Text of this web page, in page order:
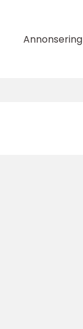
Annonsering